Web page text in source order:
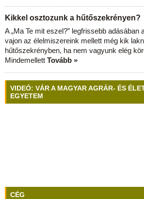
Kikkel osztozunk a hűtőszekrényen?
A „Ma Te mit eszel?” legfrissebb adásában
vajon az élelmiszereink mellett még kik
hűtőszekrényben, ha nem vagyunk elég
Mindemellett Tovább »
VIDEÓ: VÁR A MAGYAR AGRÁR- ÉS
EGYETEM
CÉG